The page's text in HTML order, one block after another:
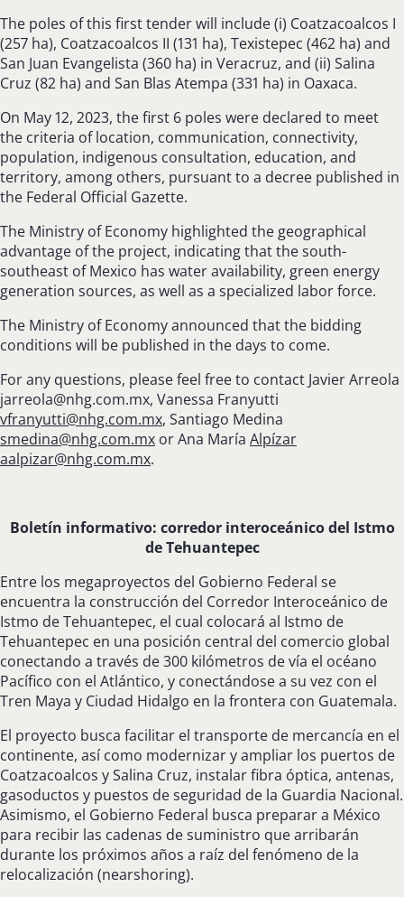
The poles of this first tender will include (i) Coatzacoalcos I
(257 ha), Coatzacoalcos II (131 ha), Texistepec (462 ha) and
San Juan Evangelista (360 ha) in Veracruz, and (ii) Salina
Cruz (82 ha) and San Blas Atempa (331 ha) in Oaxaca.
On May 12, 2023, the first 6 poles were declared to meet
the criteria of location, communication, connectivity,
population, indigenous consultation, education, and
territory, among others, pursuant to a decree published in
the Federal Official Gazette.
The Ministry of Economy highlighted the geographical
advantage of the project, indicating that the south-
southeast of Mexico has water availability, green energy
generation sources, as well as a specialized labor force.
The Ministry of Economy announced that the bidding
conditions will be published in the days to come.
For any questions, please feel free to contact Javier Arreola
jarreola@nhg.com.mx, Vanessa Franyutti
vfranyutti@nhg.com.mx, Santiago Medina
smedina@nhg.com.mx or Ana María Alpízar
aalpizar@nhg.com.mx.
Boletín informativo: corredor interoceánico del Istmo
de Tehuantepec
Entre los megaproyectos del Gobierno Federal se
encuentra la construcción del Corredor Interoceánico de
Istmo de Tehuantepec, el cual colocará al Istmo de
Tehuantepec en una posición central del comercio global
conectando a través de 300 kilómetros de vía el océano
Pacífico con el Atlántico, y conectándose a su vez con el
Tren Maya y Ciudad Hidalgo en la frontera con Guatemala.
El proyecto busca facilitar el transporte de mercancía en el
continente, así como modernizar y ampliar los puertos de
Coatzacoalcos y Salina Cruz, instalar fibra óptica, antenas,
gasoductos y puestos de seguridad de la Guardia Nacional.
Asimismo, el Gobierno Federal busca preparar a México
para recibir las cadenas de suministro que arribarán
durante los próximos años a raíz del fenómeno de la
relocalización (nearshoring).